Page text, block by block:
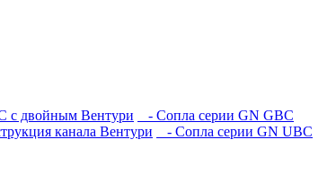
с двойным Вентури
- Сопла серии GN GBC
канала Вентури
- Сопла серии GN UBC